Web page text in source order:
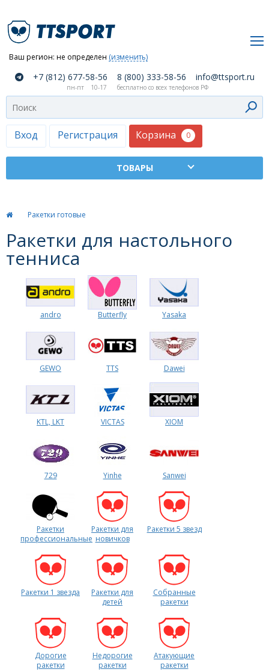
Ваш регион: не определен (изменить)
Вход Регистрация Корзина 0
компании
Как
сделать
заказ
Оплата
доставка
Москва
Дилеры
Контакты
Форум
Каталог
+7 (812) 677-58-56 8 (800) 333-58-56 info@ttsport.ru
пн-пт 10-17 бесплатно со всех телефонов РФ
Ракетки готовые
Ракетки для настольного
тенниса
andro Butterfly Yasaka
GEWO TTS Dawei
KTL, LKT VICTAS XIOM
729 Yinhe Sanwei
Ракетки
профессиональные
Ракетки для
новичков
Ракетки 5 звезд
Ракетки 1 звезда
Ракетки для
детей
Собранные
ракетки
Дорогие
ракетки
Недорогие
ракетки
Атакующие
ракетки